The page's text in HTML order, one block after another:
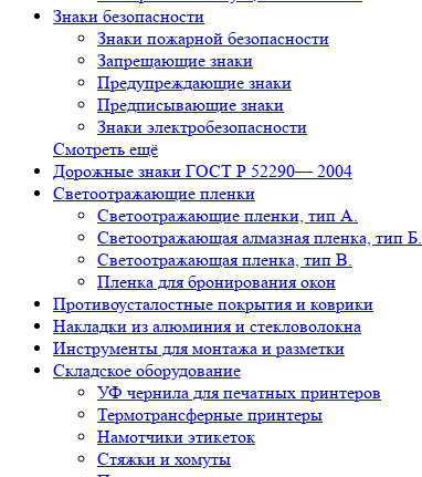
Знаки безопасности
Знаки пожарной безопасности
Запрещающие знаки
Предупреждающие знаки
Предписывающие знаки
Знаки электробезопасности
Смотреть ещё
Дорожные знаки ГОСТ Р 52290— 2004
Светоотражающие пленки
Светоотражающие пленки, тип А.
Светоотражающая алмазная пленка, тип Б.
Светоотражающая пленка, тип В.
Пленка для бронирования окон
Противоусталостные покрытия и коврики
Накладки из алюминия и стекловолокна
Инструменты для монтажа и разметки
Складское оборудование
УФ чернила для печатных принтеров
Термотрансферные принтеры
Намотчики этикеток
Стяжки и хомуты